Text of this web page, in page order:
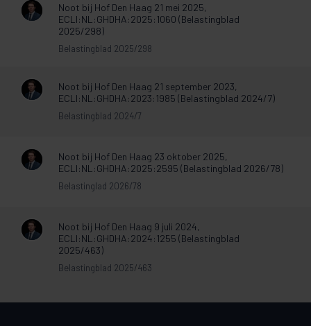
Noot bij Hof Den Haag 21 mei 2025,
ECLI:NL:GHDHA:2025:1060 (Belastingblad
2025/298)
Belastingblad 2025/298
Noot bij Hof Den Haag 21 september 2023,
ECLI:NL:GHDHA:2023:1985 (Belastingblad 2024/7)
Belastingblad 2024/7
Noot bij Hof Den Haag 23 oktober 2025,
ECLI:NL:GHDHA:2025:2595 (Belastingblad 2026/78)
Belastinglad 2026/78
Noot bij Hof Den Haag 9 juli 2024,
ECLI:NL:GHDHA:2024:1255 (Belastingblad
2025/463)
Belastingblad 2025/463